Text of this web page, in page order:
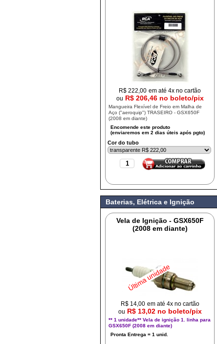
R$222,00 em até 4x no cartão
ou R$ 206,46 no boleto/pix
Mangueira Flexível de Freio em Malha de
Aço ("aeroquip") TRASEIRO - GSX650F
(2008 em diante)
Cor do tubo
Baterias, Elétrica e Ignição
Vela de Ignição - GSX650F
(2008 em diante)
Última unidade
R$ 14,00 em até 4x no cartão
ou R$ 13,02 no boleto/pix
** 1 unidade** Vela de ignição 1. linha para
GSX650F (2008 em diante)